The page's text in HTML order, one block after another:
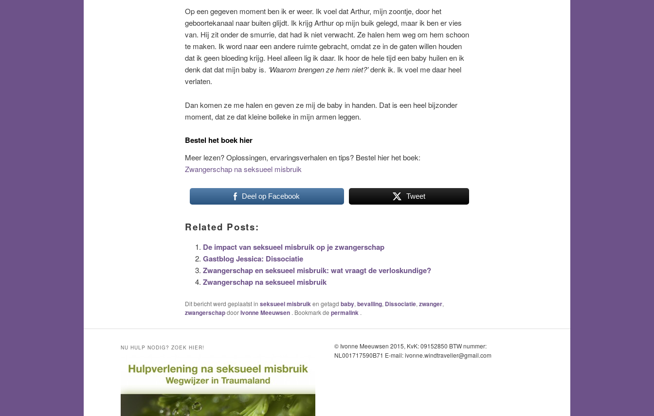
Op een gegeven moment ben ik er weer. Ik voel dat Arthur, mijn zoontje, door het
geboortekanaal naar buiten glijdt. Ik krijg Arthur op mijn buik gelegd, maar ik ben er vies
van. Hij zit onder de smurrie, dat had ik niet verwacht. Ze halen hem weg om hem schoon
te maken. Ik word naar een andere ruimte gebracht, omdat ze in de gaten willen houden
dat ik geen bloeding krijg. Heel alleen lig ik daar. Ik hoor de hele tijd een baby huilen en ik
denk dat dat mijn baby is. ‘Waarom brengen ze hem niet?’denk ik. Ik voel me daar heel
verlaten.
Dan komen ze me halen en geven ze mij de baby in handen. Dat is een heel bijzonder
moment, dat ze dat kleine bolleke in mijn armen leggen.
Bestel het boek hier
Meer lezen? Oplossingen, ervaringsverhalen en tips? Bestel hier het boek:
Zwangerschap na seksueel misbruik
Deel op Facebook Tweet
Related Posts:
De impact van seksueel misbruik op je zwangerschap
Gastblog Jessica: Dissociatie
Zwangerschap en seksueel misbruik: wat vraagt de verloskundige?
Zwangerschap na seksueel misbruik
Dit bericht werd geplaatst in seksueel misbruiken getagd baby, bevalling, Dissociatie, zwanger,
zwangerschapdoorIvonne Meeuwsen . Bookmark de permalink .
NU HULP NODIG? ZOEK HIER!
© Ivonne Meeuwsen 2015, KvK: 09152850 BTW nummer:
NL001717590B71 E-mail: ivonne.windtraveller@gmail.com